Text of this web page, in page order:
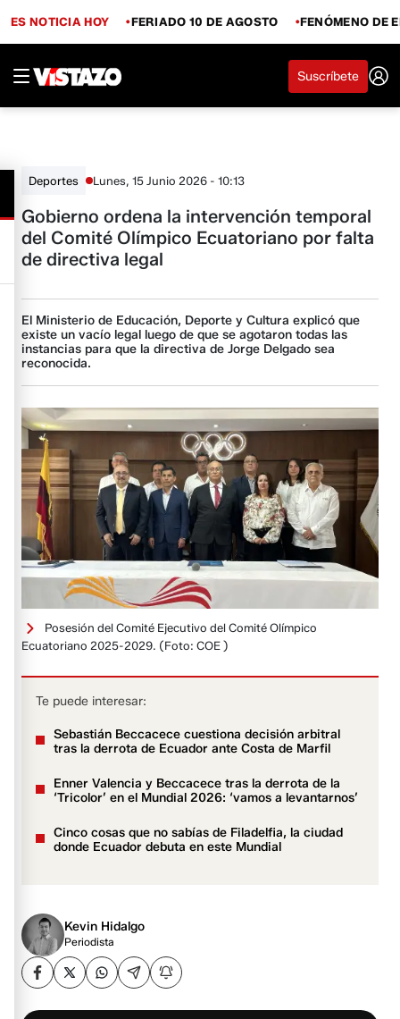
ES NOTICIA HOY FERIADO 10 DE AGOSTO FENÓMENO DE
Suscríbete
Deportes Lunes, 15 Junio 2026 - 10:13
Gobierno ordena la intervención temporal
del Comité Olímpico Ecuatoriano por falta
de directiva legal
El Ministerio de Educación, Deporte y Cultura explicó que
existe un vacío legal luego de que se agotaron todas las
instancias para que la directiva de Jorge Delgado sea
reconocida.
Posesión del Comité Ejecutivo del Comité Olímpico
Ecuatoriano 2025-2029. (Foto: COE )
Te puede interesar:
Sebastián Beccacece cuestiona decisión arbitral
tras la derrota de Ecuador ante Costa de Marfil
Enner Valencia y Beccacece tras la derrota de la
‘Tricolor’ en el Mundial 2026: ‘vamos a levantarnos’
Cinco cosas que no sabías de Filadelfia, la ciudad
donde Ecuador debuta en este Mundial
Kevin Hidalgo
Periodista